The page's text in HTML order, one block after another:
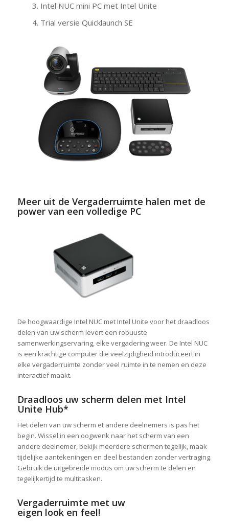
Intel NUC mini PC met Intel Unite
Trial versie Quicklaunch SE
Meer uit de Vergaderruimte halen met de
power van een volledige PC
De hoogwaardige Intel NUC met Intel Unite voor het draadloos
delen van uw scherm levert een robuuste
samenwerkingservaring, elke vergadering weer. De Intel NUC
is een krachtige computer die veelzijdigheid introduceert in
elke vergaderruimte zonder veel ruimte in te nemen en deze
interactief maakt.
Draadloos uw scherm delen met Intel
Unite Hub*
Het delen van uw scherm et andere deelnemers is pas het
begin. Wissel in een oogwenk naar het scherm van een
andere deelnemer, bekijk meerdere schermen tegelijk, maak
tijdelijke aantekeningen en deel bestanden zonder vertraging.
Gebruik de uitgebreide modus om uw scherm te delen en
tegelijkertijd te multitasken.
Vergaderruimte met uw
eigen look en feel!